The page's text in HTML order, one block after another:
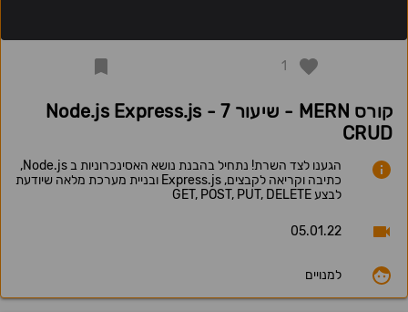
1
קורס MERN - שיעור 7 - Node.js Express.js
CRUD
הגענו לצד השרת! נתחיל בהבנת נושא האסינכרוניות ב Node.js,
כתיבה וקריאה לקבצים, Express.js ובניית מערכת מלאה שיודעת
לבצע GET, POST, PUT, DELETE
05.01.22
למנויים